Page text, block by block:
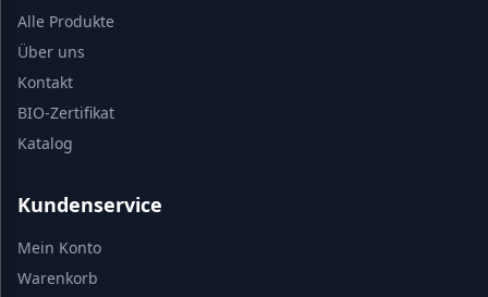
Alle Produkte
Über uns
Kontakt
BIO-Zertifikat
Katalog
Kundenservice
Mein Konto
Warenkorb